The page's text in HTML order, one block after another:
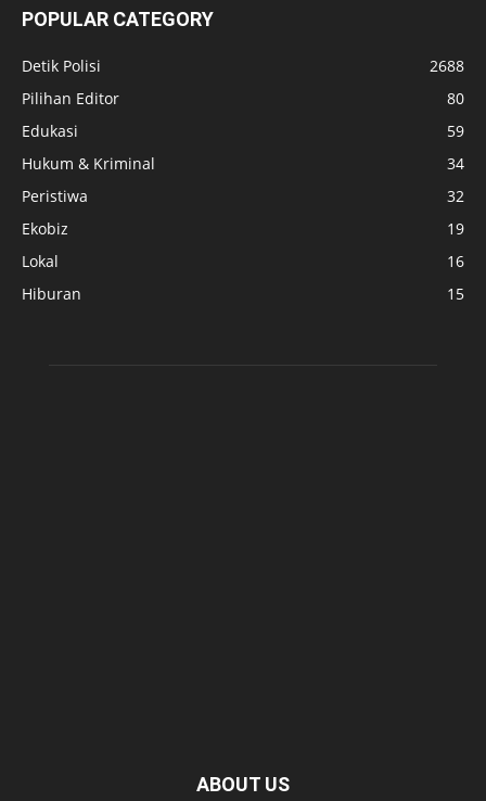
POPULAR CATEGORY
Detik Polisi
2688
Pilihan Editor
80
Edukasi
59
Hukum & Kriminal
34
Peristiwa
32
Ekobiz
19
Lokal
16
Hiburan
15
ABOUT US